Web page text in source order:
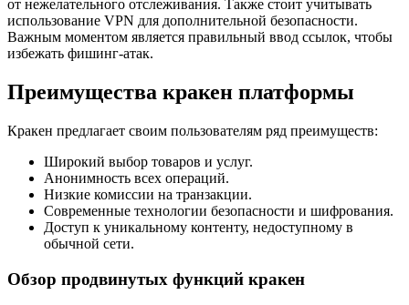
от нежелательного отслеживания. Также стоит учитывать
использование VPN для дополнительной безопасности.
Важным моментом является правильный ввод ссылок, чтобы
избежать фишинг-атак.
Преимущества кракен платформы
Кракен предлагает своим пользователям ряд преимуществ:
Широкий выбор товаров и услуг.
Анонимность всех операций.
Низкие комиссии на транзакции.
Современные технологии безопасности и шифрования.
Доступ к уникальному контенту, недоступному в
обычной сети.
Обзор продвинутых функций кракен